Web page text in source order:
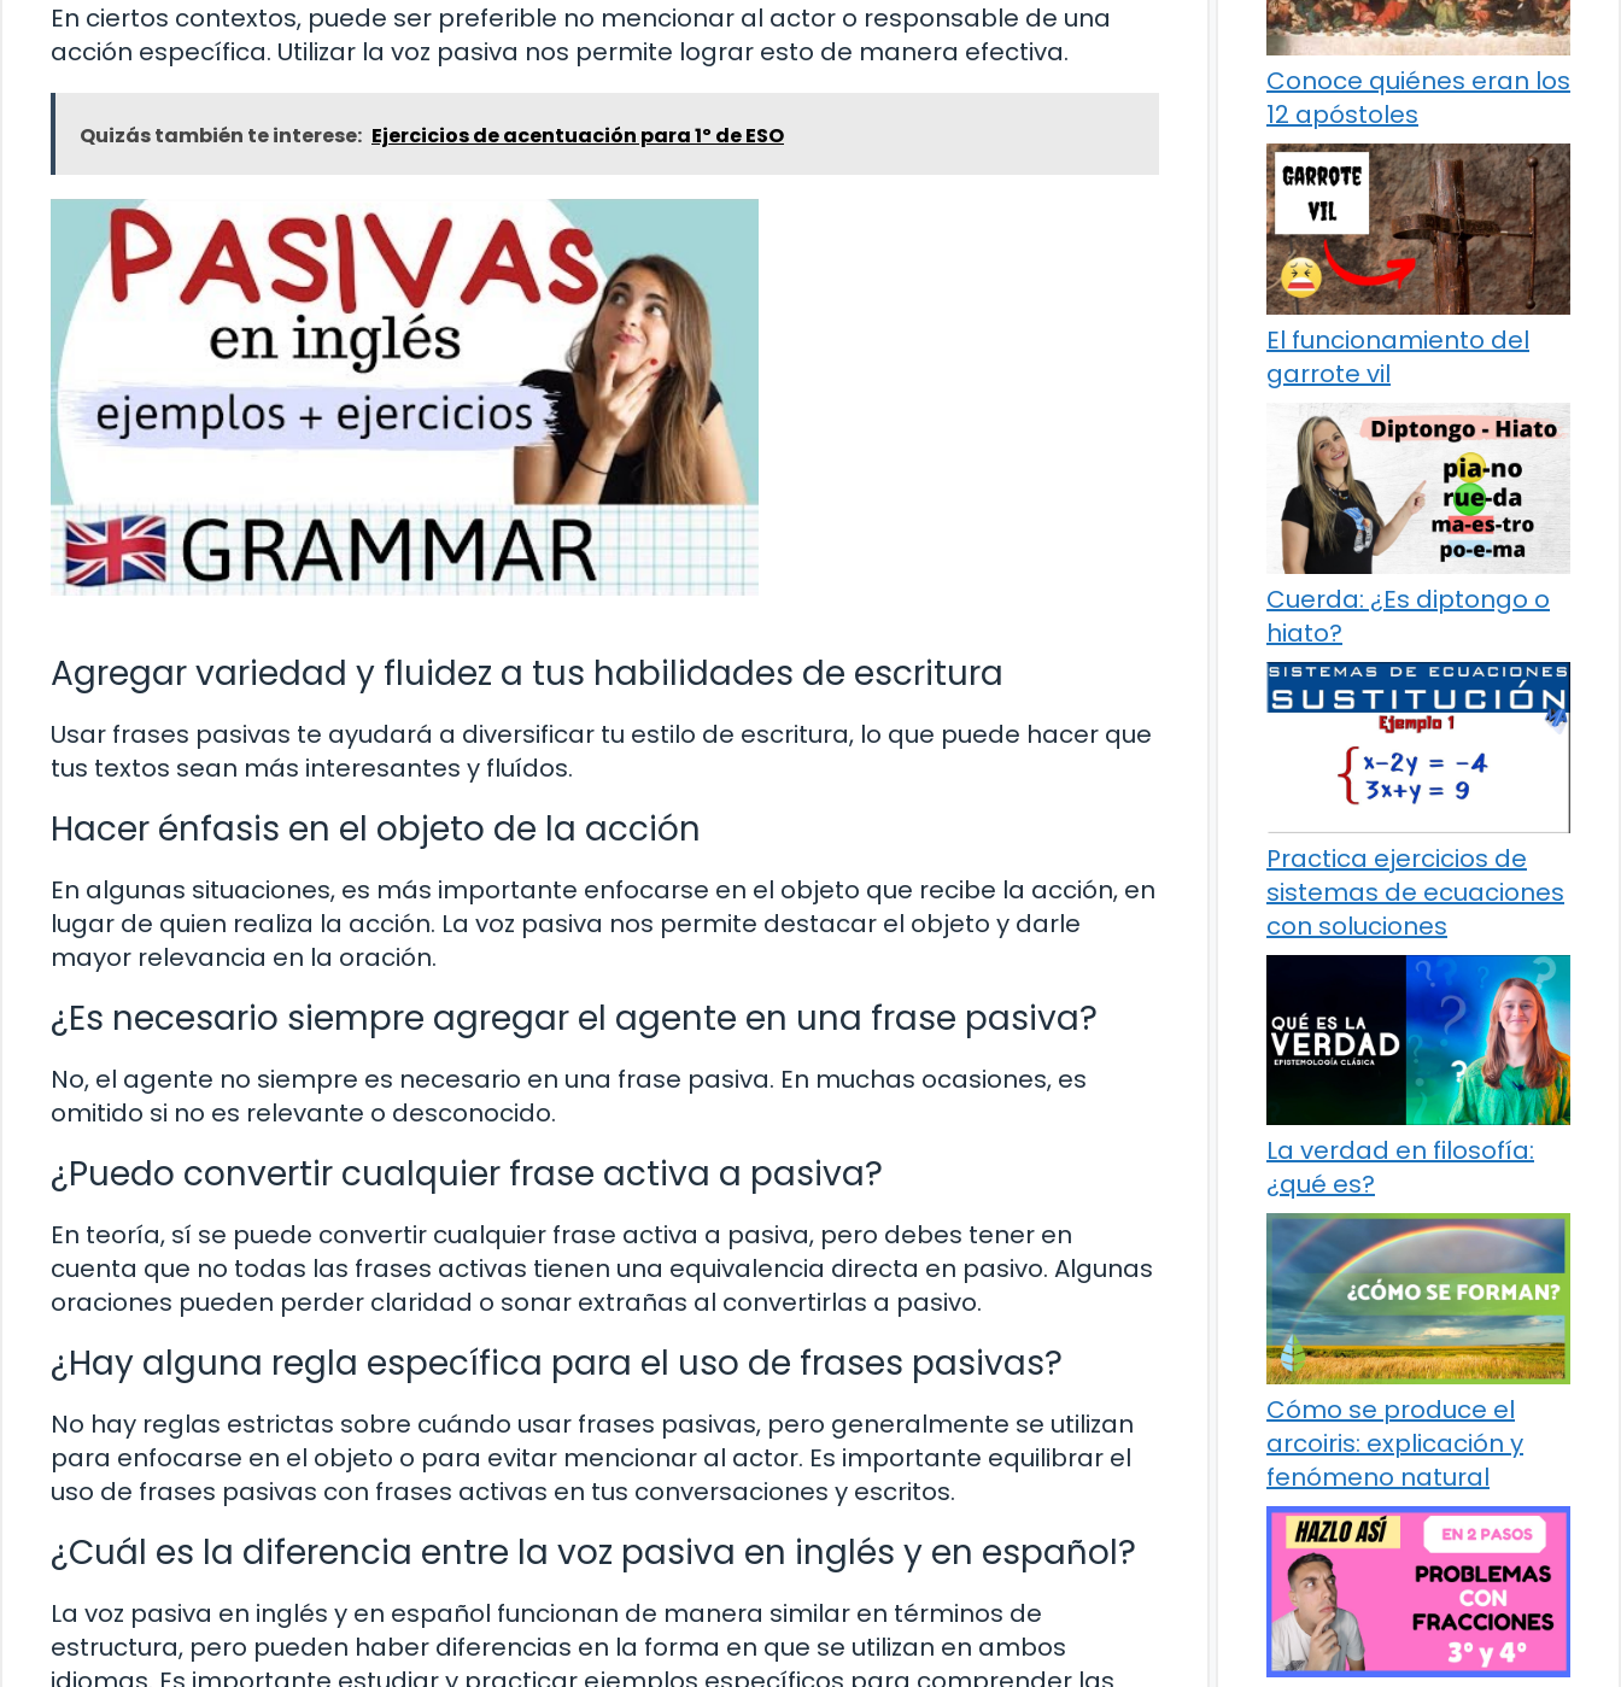
En ciertos contextos, puede ser preferible no mencionar al actor o responsable de una
acción específica. Utilizar la voz pasiva nos permite lograr esto de manera efectiva.
Quizás también te interese: Ejercicios de acentuación para 1º de ESO
Agregar variedad y fluidez a tus habilidades de escritura
Usar frases pasivas te ayudará a diversificar tu estilo de escritura, lo que puede hacer que
tus textos sean más interesantes y fluídos.
Hacer énfasis en el objeto de la acción
En algunas situaciones, es más importante enfocarse en el objeto que recibe la acción, en
lugar de quien realiza la acción. La voz pasiva nos permite destacar el objeto y darle
mayor relevancia en la oración.
¿Es necesario siempre agregar el agente en una frase pasiva?
No, el agente no siempre es necesario en una frase pasiva. En muchas ocasiones, es
omitido si no es relevante o desconocido.
¿Puedo convertir cualquier frase activa a pasiva?
En teoría, sí se puede convertir cualquier frase activa a pasiva, pero debes tener en
cuenta que no todas las frases activas tienen una equivalencia directa en pasivo. Algunas
oraciones pueden perder claridad o sonar extrañas al convertirlas a pasivo.
¿Hay alguna regla específica para el uso de frases pasivas?
No hay reglas estrictas sobre cuándo usar frases pasivas, pero generalmente se utilizan
para enfocarse en el objeto o para evitar mencionar al actor. Es importante equilibrar el
uso de frases pasivas con frases activas en tus conversaciones y escritos.
¿Cuál es la diferencia entre la voz pasiva en inglés y en español?
La voz pasiva en inglés y en español funcionan de manera similar en términos de
estructura, pero pueden haber diferencias en la forma en que se utilizan en ambos
Conoce quiénes eran los
12 apóstoles
El funcionamiento del
garrote vil
Cuerda: ¿Es diptongo o
hiato?
Practica ejercicios de
sistemas de ecuaciones
con soluciones
La verdad en filosofía:
¿qué es?
Cómo se produce el
arcoiris: explicación y
fenómeno natural